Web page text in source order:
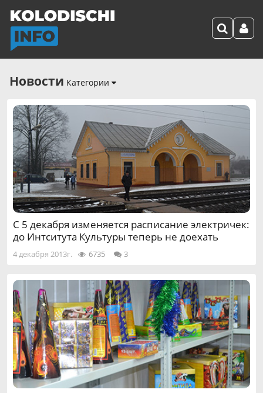
Новости Категории
С 5 декабря изменяется расписание электричек:
до Интситута Культуры теперь не доехать
4 декабря 2013г. 6735 3